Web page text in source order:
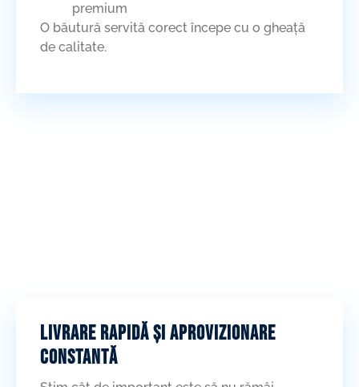
premium
O băutură servită corect începe cu o gheață
de calitate.
Livrare rapidă și aprovizionare
constantă